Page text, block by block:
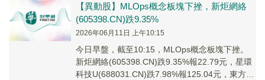
【異動股】MLOps概念板塊下挫，新炬網絡
(605398.CN)跌9.35%
2026年06月11日 上午10:15
今日早盤，截至10:15，MLOps概念板塊下挫。
新炬網絡(605398.CN)跌9.35%報22.79元，星環
科技U(688031.CN)跌7.98%報125.04元，東方國